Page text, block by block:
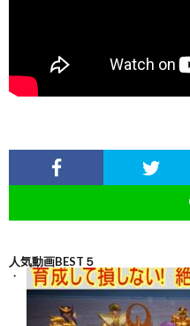
人気動画BEST５